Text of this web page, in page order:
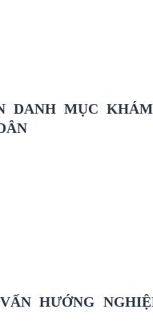
DANH MỤC
HƯỚNG